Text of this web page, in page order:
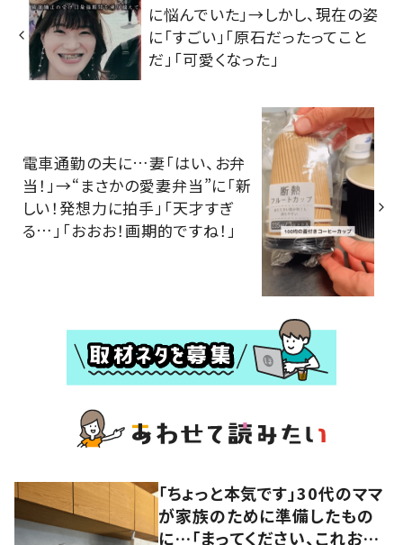
に悩んでいた」→しかし、現在の姿
に「すごい」「原石だったってこと
だ」「可愛くなった」
電車通勤の夫に…妻「はい、お弁
当！」→“まさかの愛妻弁当”に「新
しい！発想力に拍手」「天才すぎ
る…」「おおお！画期的ですね！」
「ちょっと本気です」30代のママ
が家族のために準備したもの
に…「まってください、これお